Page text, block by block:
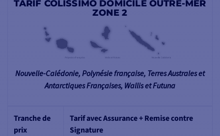
TARIF COLISSIMO DOMICILE OUTRE-MER
ZONE 2
Nouvelle-Calédonie, Polynésie française, Terres Australes et
Antarctiques Françaises, Wallis et Futuna
Tranche de
prix
Tarif avec Assurance + Remise contre
Signature